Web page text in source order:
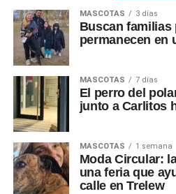
MASCOTAS 3 días
Buscan familias
permanecen en
MASCOTAS 7 días
El perro del
junto a Carlitos
MASCOTAS 1 semana
Moda Circular:
una feria que
calle en Trelew